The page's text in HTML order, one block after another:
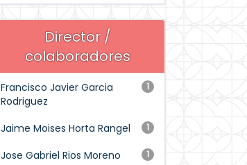
Director /
colaboradores
1
Francisco Javier Garcia
Rodriguez
1
Jaime Moises Horta Rangel
1
Jose Gabriel Rios Moreno